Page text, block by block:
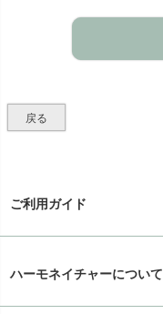
戻る
ご利用ガイド
ハーモネイチャーについて